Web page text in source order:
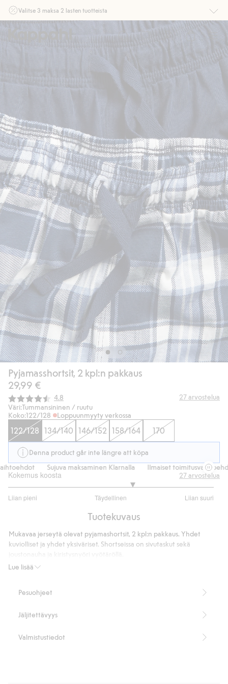
Valitse 3 maksa 2 lasten tuotteista
Ei Newbie. Ostaessasi 2 tuotetta tai enemmän. Voimassa 3-16.8. asti
myymälässä ja verkossa. Ei voi yhdistää muihin alennuksiin tai tarjouksiin.
Pyjamasshortsit, 2 kpl:n pakkaus
29,99 €
Keskimääräinen luokitus:
4.8 27arvostelua
Väri:Tummansininen / ruutu
Koko:122/128 Loppuunmyyty verkossa
122/128 134/140 146/152 158/164 170
Denna product går inte längre att köpa
Sujuva maksaminen Klarnalla Ilmaiset toimitusvaihtoehdot
Kokemus koosta
Liian pieni Täydellinen Liian suuri
/
ääneen
27arvostelua
Tuotekuvaus
Lue lisää
Mukavaa jerseytä olevat pyjamashortsit, 2 kpl:n pakkaus. Yhdet
kuviolliset ja yhdet yksiväriset. Shortseissa on sivutaskut sekä
Tuotenumero
Pesuohjeet
Jäljitettävyys
Valmistustiedot